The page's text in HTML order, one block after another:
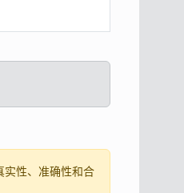
实性、准确性和合